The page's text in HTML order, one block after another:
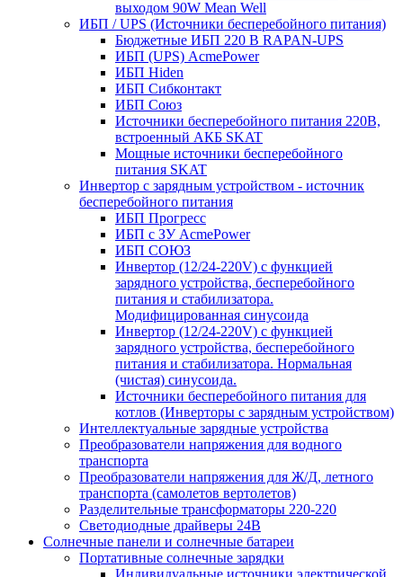
выходом 90W Mean Well
ИБП / UPS (Источники бесперебойного питания)
Бюджетные ИБП 220 В RAPAN-UPS
ИБП (UPS) AcmePower
ИБП Hiden
ИБП Сибконтакт
ИБП Союз
Источники бесперебойного питания 220В,
встроенный АКБ SKAT
Мощные источники бесперебойного
питания SKAT
Инвертор с зарядным устройством - источник
бесперебойного питания
ИБП Прогресс
ИБП с ЗУ AcmePower
ИБП СОЮЗ
Инвертор (12/24-220V) с функцией
зарядного устройства, бесперебойного
питания и стабилизатора.
Модифицированная синусоида
Инвертор (12/24-220V) с функцией
зарядного устройства, бесперебойного
питания и стабилизатора. Нормальная
(чистая) синусоида.
Источники бесперебойного питания для
котлов (Инверторы с зарядным устройством)
Интеллектуальные зарядные устройства
Преобразователи напряжения для водного
транспорта
Преобразователи напряжения для Ж/Д, летного
транспорта (самолетов вертолетов)
Разделительные трансформаторы 220-220
Светодиодные драйверы 24В
Солнечные панели и солнечные батареи
Портативные солнечные зарядки
Индивидуальные источники электрической